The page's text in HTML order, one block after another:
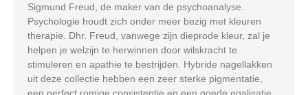
Sigmund Freud, de maker van de psychoanalyse.
Psychologie houdt zich onder meer bezig met kleuren
therapie. Dhr. Freud, vanwege zijn dieprode kleur, zal je
helpen je welzijn te herwinnen door wilskracht te
stimuleren en apathie te bestrijden. Hybride nagellakken
uit deze collectie hebben een zeer sterke pigmentatie,
een perfect romige consistentie en een goede egalisatie.